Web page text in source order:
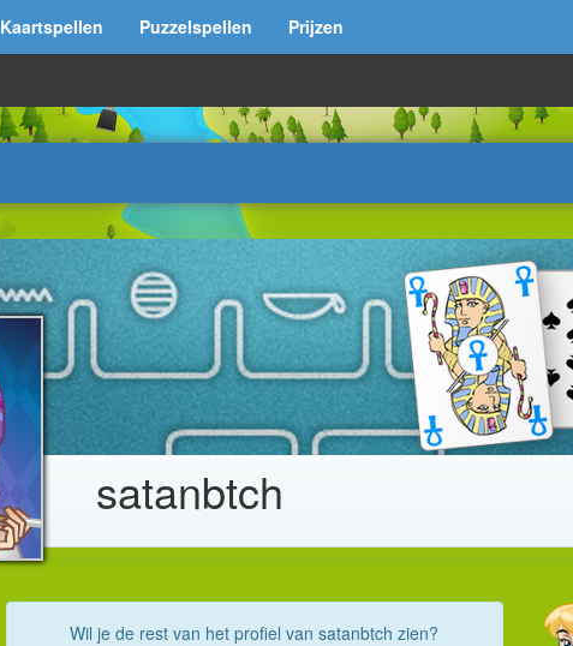
Kaartspellen Puzzelspellen Prijzen
satanbtch
Wil je de rest van het profiel van satanbtch zien?